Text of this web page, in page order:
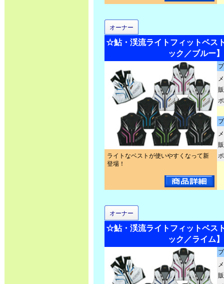
オーナー
☆鮎・渓流ライトフィットベス
ック／ブルー】
ライトなベストが使いやすくなって新
登場！
オーナー
☆鮎・渓流ライトフィットベス
ック／ライム】